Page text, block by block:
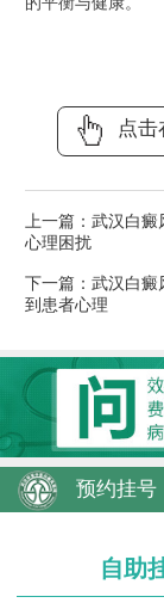
点击
上一篇： 武汉白癜
心理困扰
下一篇： 武汉白癜
到患者心理
预约挂号
自助